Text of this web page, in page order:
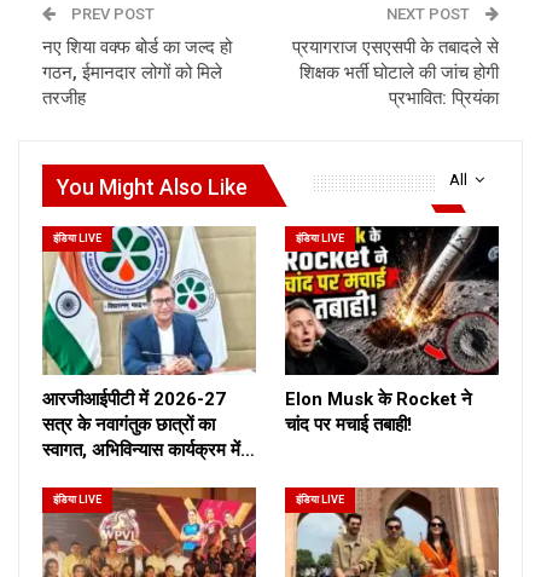
PREV POST
नए शिया वक्फ बोर्ड का जल्द हो
गठन, ईमानदार लोगों को मिले
तरजीह
NEXT POST
प्रयागराज एसएसपी के तबादले से
शिक्षक भर्ती घोटाले की जांच होगी
प्रभावित: प्रियंका
All
You Might Also Like
इंडिया LIVE
आरजीआईपीटी में 2026-27
सत्र के नवागंतुक छात्रों का
स्वागत, अभिविन्यास कार्यक्रम में…
इंडिया LIVE
Elon Musk के Rocket ने
चांद पर मचाई तबाही!
इंडिया LIVE इंडिया LIVE